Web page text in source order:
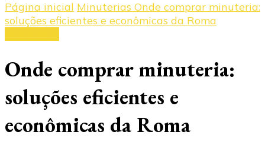
Página inicial Minuterias Onde comprar minuteria:
soluções eficientes e econômicas da Roma
Onde comprar minuteria:
soluções eficientes e
econômicas da Roma